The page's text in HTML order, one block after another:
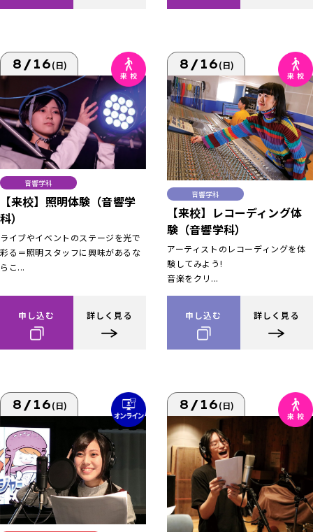
8/16(日)
音響学科
【来校】照明体験（音響学
科）
ライブやイベントのステージを光で
彩る＝照明スタッフに興味があるな
らこ...
申し込む 詳しく見る
8/16(日)
音響学科
【来校】レコーディング体
験（音響学科）
アーティストのレコーディングを体
験してみよう!
音楽をクリ...
申し込む 詳しく見る
8/16(日) 8/16(日)